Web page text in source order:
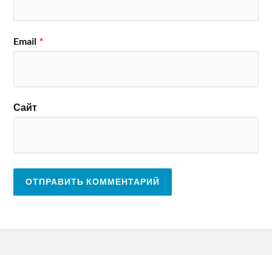
Email *
Сайт